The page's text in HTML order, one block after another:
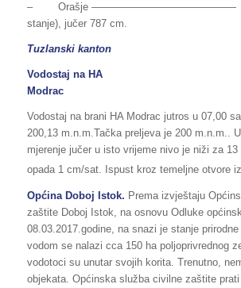
– Orašje —————————————— 771
stanje), jučer 787 cm.
Tuzlanski kanton
Vodostaj na HA
Vodostaj na brani HA Modrac jutros u 07,00
200,13 m.n.m.Tačka preljeva je 200 m.n.m..
mjerenje jučer u isto vrijeme nivo je niži za
opada 1 cm/sat. Ispust kroz temeljne otvore
Općina Doboj Istok. Prema izvještaju
zaštite Doboj Istok, na osnovu Odluke
08.03.2017.godine, na snazi je stanje
vodom se nalazi cca 150 ha poljoprivrednog
vodotoci su unutar svojih korita. Trenutno,
objekata. Općinska služba civilne zaštite